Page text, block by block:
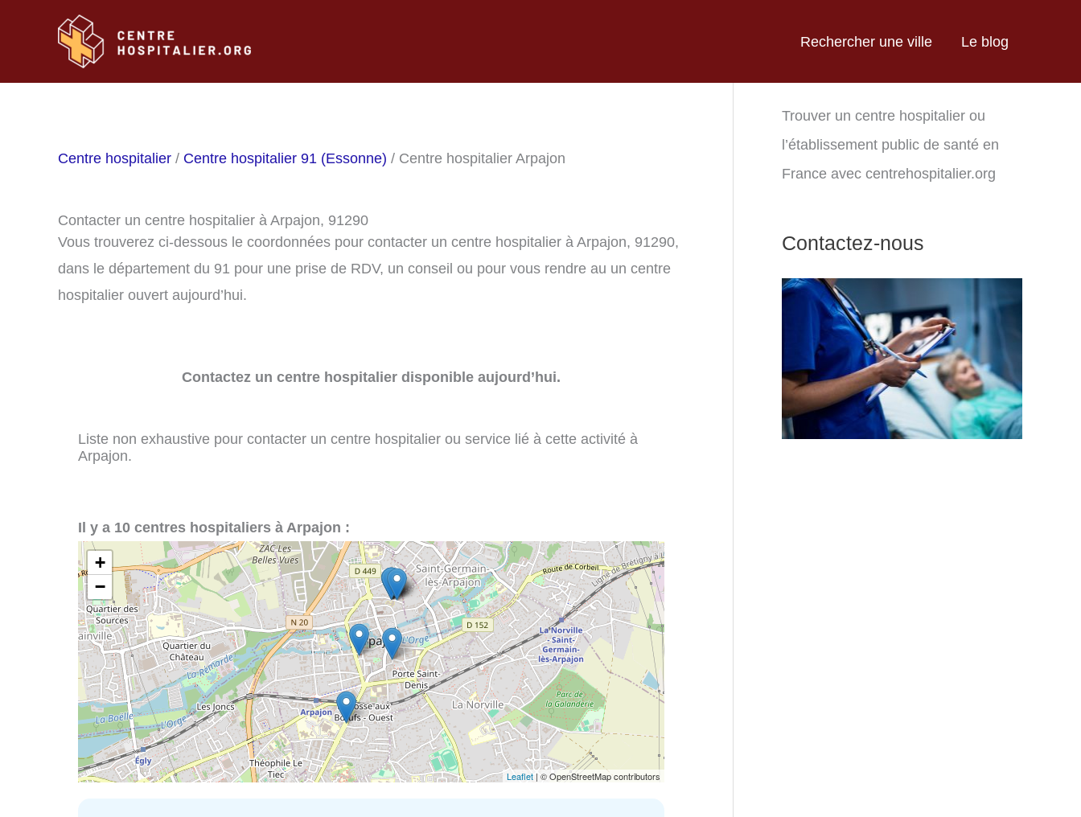
Rechercher une ville Le blog
Centre hospitalier / Centre hospitalier 91 (Essonne) / Centre hospitalier Arpajon
Contacter un centre hospitalier à Arpajon, 91290
Vous trouverez ci-dessous le coordonnées pour contacter un centre hospitalier à Arpajon, 91290,
dans le département du 91 pour une prise de RDV, un conseil ou pour vous rendre au un centre
hospitalier ouvert aujourd’hui.
Contactez un centre hospitalier disponible aujourd’hui.
Liste non exhaustive pour contacter un centre hospitalier ou service lié à cette activité à
Arpajon.
Il y a 10 centres hospitaliers à Arpajon :
+
−
Leaflet | © OpenStreetMap contributors
Trouver un centre hospitalier ou
l’établissement public de santé en
France avec centrehospitalier.org
Contactez-nous